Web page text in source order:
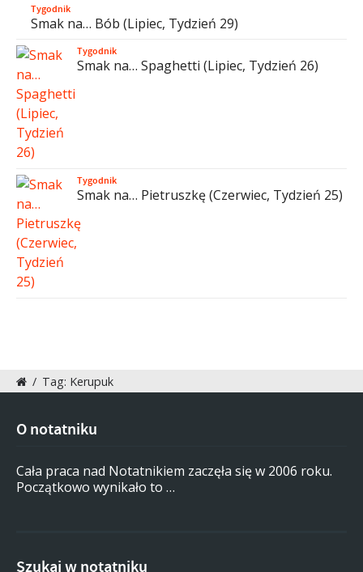
Tygodnik
Smak na… Bób (Lipiec, Tydzień 29)
Tygodnik
Smak na… Spaghetti (Lipiec, Tydzień 26)
Tygodnik
Smak na… Pietruszkę (Czerwiec, Tydzień 25)
/ Tag: Kerupuk
O notatniku
Cała praca nad Notatnikiem zaczęła się w 2006 roku.
Początkowo wynikało to …
Szukaj w notatniku